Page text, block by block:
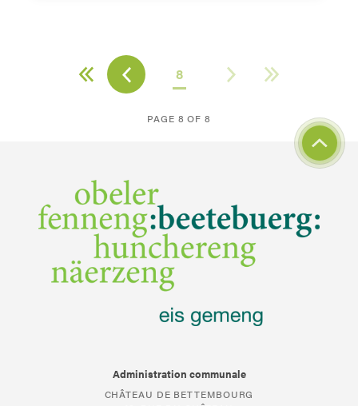
8
PAGE 8 OF 8
Administration communale
CHÂTEAU DE BETTEMBOURG